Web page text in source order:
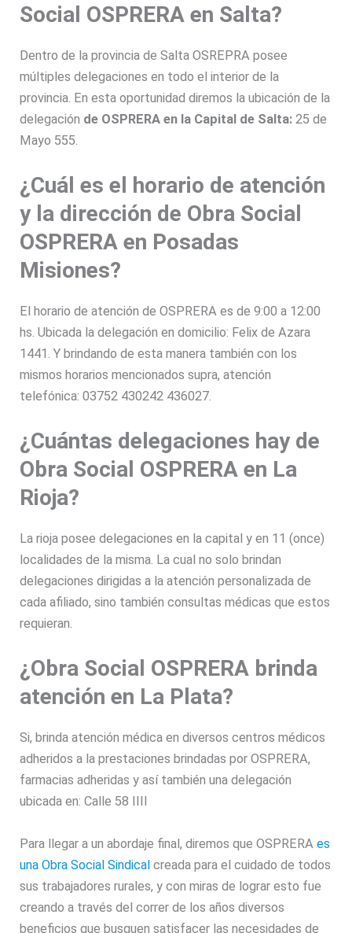
Social OSPRERA en Salta?
Dentro de la provincia de Salta OSREPRA posee
múltiples delegaciones en todo el interior de la
provincia. En esta oportunidad diremos la ubicación de la
delegación de OSPRERA en la Capital de Salta: 25 de
Mayo 555.
¿Cuál es el horario de atención
y la dirección de Obra Social
OSPRERA en Posadas
Misiones?
El horario de atención de OSPRERA es de 9:00 a 12:00
hs. Ubicada la delegación en domicilio: Felix de Azara
1441. Y brindando de esta manera también con los
mismos horarios mencionados supra, atención
telefónica: 03752 430242 436027.
¿Cuántas delegaciones hay de
Obra Social OSPRERA en La
Rioja?
La rioja posee delegaciones en la capital y en 11 (once)
localidades de la misma. La cual no solo brindan
delegaciones dirigidas a la atención personalizada de
cada afiliado, sino también consultas médicas que estos
requieran.
¿Obra Social OSPRERA brinda
atención en La Plata?
Si, brinda atención médica en diversos centros médicos
adheridos a la prestaciones brindadas por OSPRERA,
farmacias adheridas y así también una delegación
ubicada en: Calle 58 IIII
Para llegar a un abordaje final, diremos que OSPRERAes
una Obra Social Sindical creada para el cuidado de todos
sus trabajadores rurales, y con miras de lograr esto fue
creando a través del correr de los años diversos
beneficios que busquen satisfacer las necesidades de